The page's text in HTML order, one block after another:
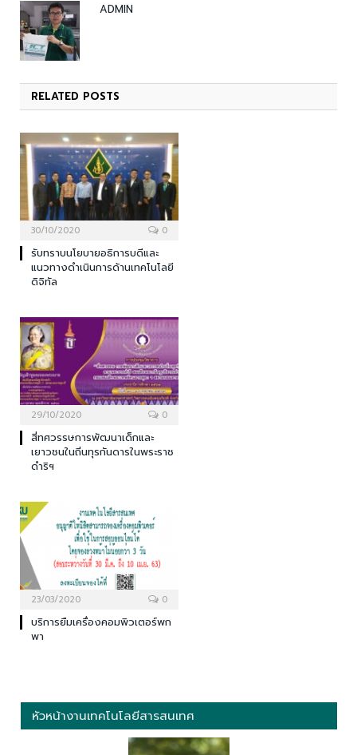
ADMIN
RELATED POSTS
30/10/2020 0
รับทราบนโยบายอธิการบดีและ
แนวทางดำเนินการด้านเทคโนโลยี
ดิจิทัล
29/10/2020 0
สี่ทศวรรษการพัฒนาเด็กและ
เยาวชนในถิ่นทุรกันดารในพระราช
ดำริฯ
23/03/2020 0
บริการยืมเครื่องคอมพิวเตอร์พก
พา
หัวหน้างานเทคโนโลยีสารสนเทศ